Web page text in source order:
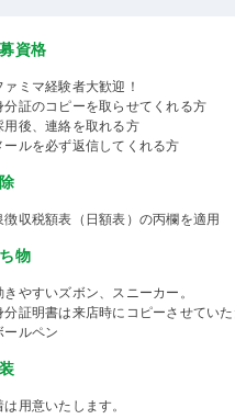
資格
ミマ経験者大歓迎！
分証のコピーを取らせてくれる方
用後、連絡を取れる方
ールを必ず返信してくれる方
徴収税額表（日額表）の丙欄を適用
物
きやすいズボン、スニーカー。
分証明書は来店時にコピーさせてい
ールペン
は用意いたします。